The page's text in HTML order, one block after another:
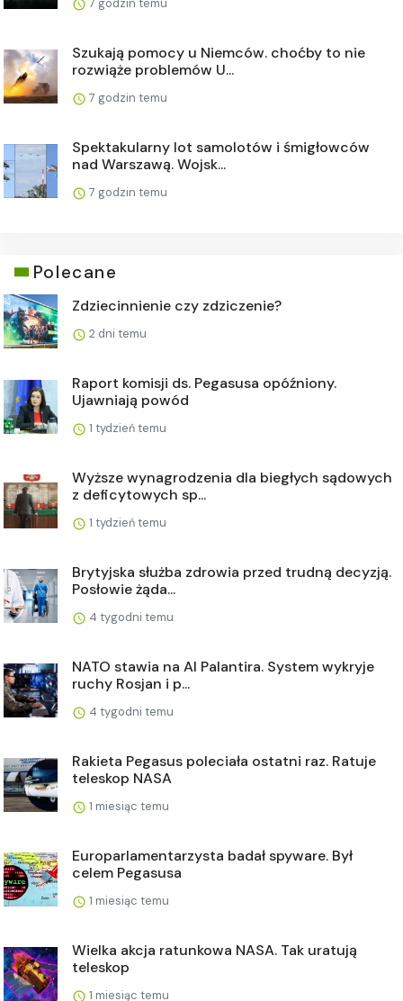
Szukają pomocy u Niemców. choćby to nie
rozwiąże problemów U...
7 godzin temu
Spektakularny lot samolotów i śmigłowców
nad Warszawą. Wojsk...
7 godzin temu
Polecane
Zdziecinnienie czy zdziczenie?
2 dni temu
Raport komisji ds. Pegasusa opóźniony.
Ujawniają powód
1 tydzień temu
Wyższe wynagrodzenia dla biegłych sądowych
z deficytowych sp...
1 tydzień temu
Brytyjska służba zdrowia przed trudną decyzją.
Posłowie żąda...
4 tygodni temu
NATO stawia na AI Palantira. System wykryje
ruchy Rosjan i p...
4 tygodni temu
Rakieta Pegasus poleciała ostatni raz. Ratuje
teleskop NASA
1 miesiąc temu
Europarlamentarzysta badał spyware. Był
celem Pegasusa
1 miesiąc temu
Wielka akcja ratunkowa NASA. Tak uratują
teleskop
1 miesiąc temu